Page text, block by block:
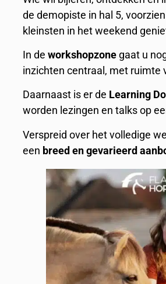
de demopiste in hal 5,
kleinsten in het weekend
In deworkshopzone gaat u
inzichten centraal, met ruimte
Daarnaast is er de Learning
worden lezingen en talks op
Verspreid over het volledige
een breed en gevarieerd